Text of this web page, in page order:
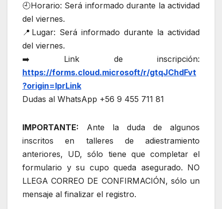
🕘Horario: Será informado durante la actividad
del viernes.
📍Lugar: Será informado durante la actividad
del viernes.
➡️ Link de inscripción:
https://forms.cloud.microsoft/r/gtqJChdFvt
?origin=lprLink
Dudas al WhatsApp +56 9 455 711 81
IMPORTANTE: Ante la duda de algunos
inscritos en talleres de adiestramiento
anteriores, UD, sólo tiene que completar el
formulario y su cupo queda asegurado. NO
LLEGA CORREO DE CONFIRMACIÓN, sólo un
mensaje al finalizar el registro.